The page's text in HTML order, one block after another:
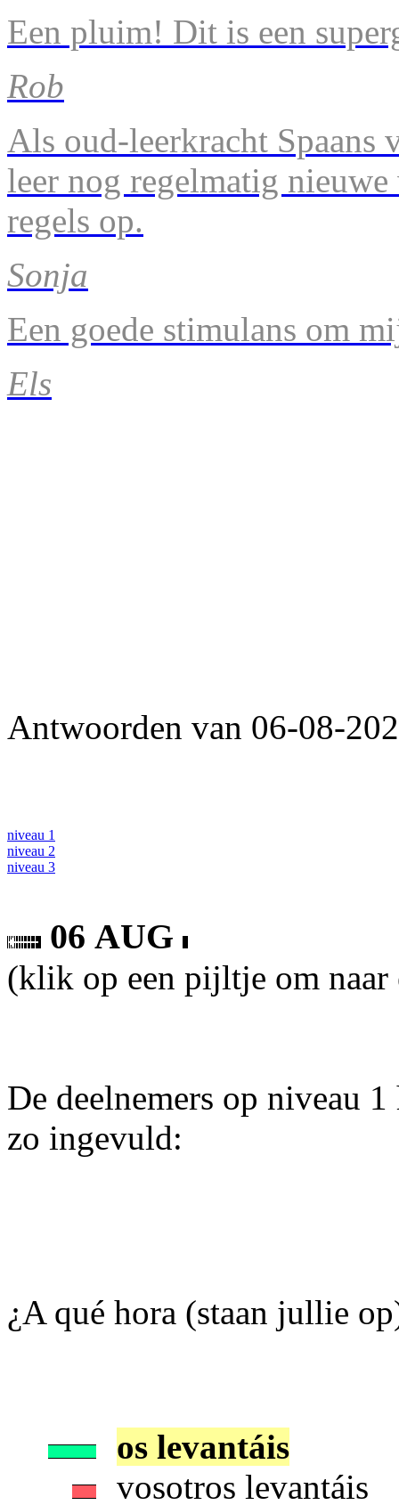
Een pluim! Dit is een
Rob
Als oud-leerkracht
leer nog regelmatig
regels op.
Sonja
Een goede stimulans om
Els
Antwoorden van 06-08-
niveau 1
niveau 2
niveau 3
06 AUG
(klik op een pijltje om naar
De deelnemers op niveau
zo ingevuld:
¿A qué hora (staan jullie
os levantáis
vosotros levantáis